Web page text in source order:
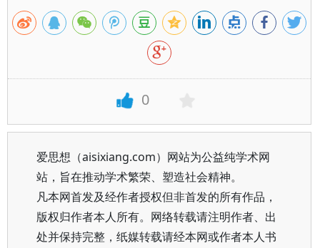
0
爱思想（aisixiang.com）网站为公益纯学术网
站，旨在推动学术繁荣、塑造社会精神。
凡本网首发及经作者授权但非首发的所有作品，
版权归作者本人所有。网络转载请注明作者、出
处并保持完整，纸媒转载请经本网或作者本人书